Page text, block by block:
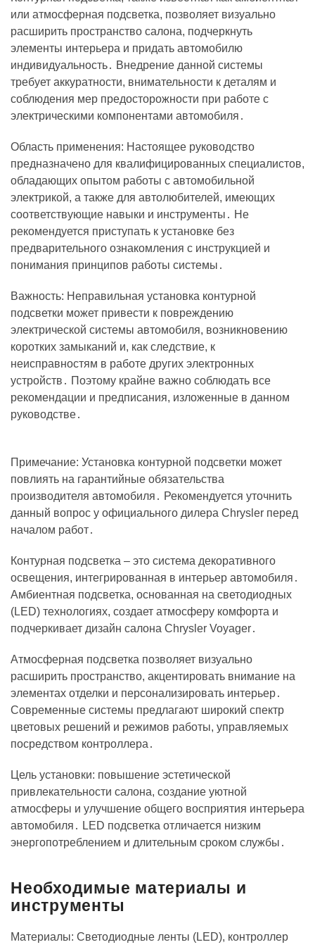
или атмосферная подсветка, позволяет визуально
расширить пространство салона, подчеркнуть
элементы интерьера и придать автомобилю
индивидуальность․ Внедрение данной системы
требует аккуратности, внимательности к деталям и
соблюдения мер предосторожности при работе с
электрическими компонентами автомобиля․
Область применения: Настоящее руководство
предназначено для квалифицированных специалистов,
обладающих опытом работы с автомобильной
электрикой, а также для автолюбителей, имеющих
соответствующие навыки и инструменты․ Не
рекомендуется приступать к установке без
предварительного ознакомления с инструкцией и
понимания принципов работы системы․
Важность: Неправильная установка контурной
подсветки может привести к повреждению
электрической системы автомобиля, возникновению
коротких замыканий и, как следствие, к
неисправностям в работе других электронных
устройств․ Поэтому крайне важно соблюдать все
рекомендации и предписания, изложенные в данном
руководстве․
Примечание: Установка контурной подсветки может
повлиять на гарантийные обязательства
производителя автомобиля․ Рекомендуется уточнить
данный вопрос у официального дилера Chrysler перед
началом работ․
Контурная подсветка – это система декоративного
освещения, интегрированная в интерьер автомобиля․
Амбиентная подсветка, основанная на светодиодных
(LED) технологиях, создает атмосферу комфорта и
подчеркивает дизайн салона Chrysler Voyager․
Атмосферная подсветка позволяет визуально
расширить пространство, акцентировать внимание на
элементах отделки и персонализировать интерьер․
Современные системы предлагают широкий спектр
цветовых решений и режимов работы, управляемых
посредством контроллера․
Цель установки: повышение эстетической
привлекательности салона, создание уютной
атмосферы и улучшение общего восприятия интерьера
автомобиля․ LED подсветка отличается низким
энергопотреблением и длительным сроком службы․
Необходимые материалы и
инструменты
Материалы: Светодиодные ленты (LED), контроллер